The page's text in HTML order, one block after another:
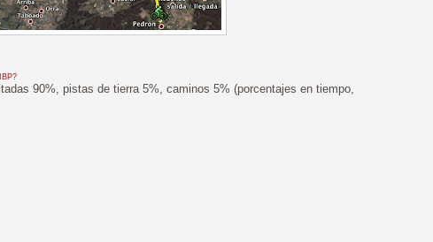
90%, pistas de tierra 5%, caminos 5% (porcentajes en tiempo,